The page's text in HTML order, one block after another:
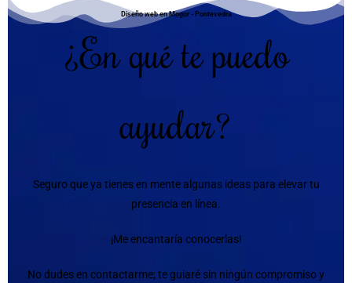
Diseño web en Mogor - Pontevedra
¿En qué te puedo
ayudar?
Seguro que ya tienes en mente algunas ideas para elevar tu
presencia en línea.
¡Me encantaría conocerlas!
No dudes en contactarme; te guiaré sin ningún compromiso y